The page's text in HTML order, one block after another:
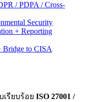
/ PDPA / Cross-
Security
+ Reporting
Bridge to CISA
เรียบร้อย ISO 27001 /